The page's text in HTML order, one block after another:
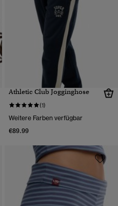
Athletic Club Jogginghose
(1)
Weitere Farben verfügbar
€89.99